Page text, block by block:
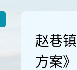
赵巷
方案